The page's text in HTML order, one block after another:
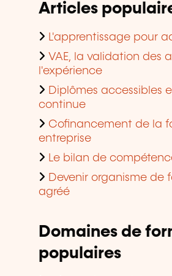
Articles
L'apprentissage pour
VAE, la validation des
l'expérience
Diplômes accessibles
continue
Cofinancement de la
entreprise
Le bilan de
Devenir organisme de
agréé
Domaines de
populaires